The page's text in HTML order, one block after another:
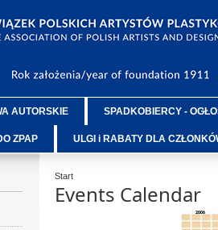
AUTORSKIE SPADKOBIERCY -
ZPAP ULGI i RABATY DLA
Start
Events Calendar